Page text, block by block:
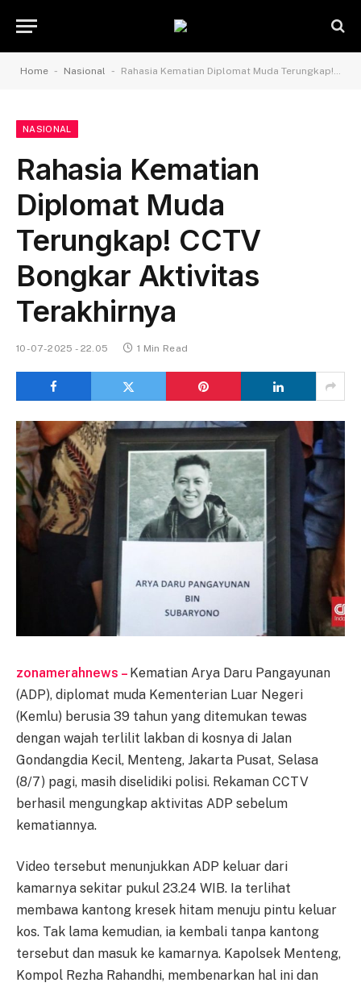
Home - Nasional - Rahasia Kematian Diplomat Muda Terungkap! CCTV Bongkar Aktivitas Terakhirnya
NASIONAL
Rahasia Kematian
Diplomat Muda
Terungkap! CCTV
Bongkar Aktivitas
Terakhirnya
10-07-2025 - 22.05 1 Min Read
zonamerahnews – Kematian Arya Daru Pangayunan
(ADP), diplomat muda Kementerian Luar Negeri
(Kemlu) berusia 39 tahun yang ditemukan tewas
dengan wajah terlilit lakban di kosnya di Jalan
Gondangdia Kecil, Menteng, Jakarta Pusat, Selasa
(8/7) pagi, masih diselidiki polisi. Rekaman CCTV
berhasil mengungkap aktivitas ADP sebelum
kematiannya.
Video tersebut menunjukkan ADP keluar dari
kamarnya sekitar pukul 23.24 WIB. Ia terlihat
membawa kantong kresek hitam menuju pintu keluar
kos. Tak lama kemudian, ia kembali tanpa kantong
tersebut dan masuk ke kamarnya. Kapolsek Menteng,
Kompol Rezha Rahandhi, membenarkan hal ini dan